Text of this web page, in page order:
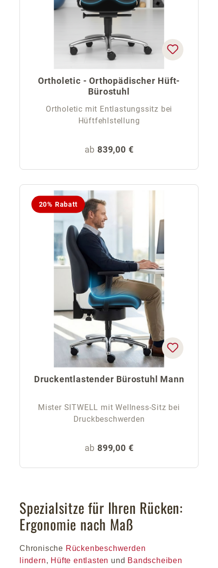
Ortholetic - Orthopädischer Hüft-
Bürostuhl
Ortholetic mit Entlastungssitz bei
Hüftfehlstellung
Regulärer Preis:
ab 839,00 €
20% Rabatt
Druckentlastender Bürostuhl Mann
Mister SITWELL mit Wellness-Sitz bei
Druckbeschwerden
Regulärer Preis:
ab 899,00 €
Spezialsitze für Ihren Rücken:
Ergonomie nach Maß
Chronische Rückenbeschwerden
lindern, Hüfte entlasten und Bandscheiben